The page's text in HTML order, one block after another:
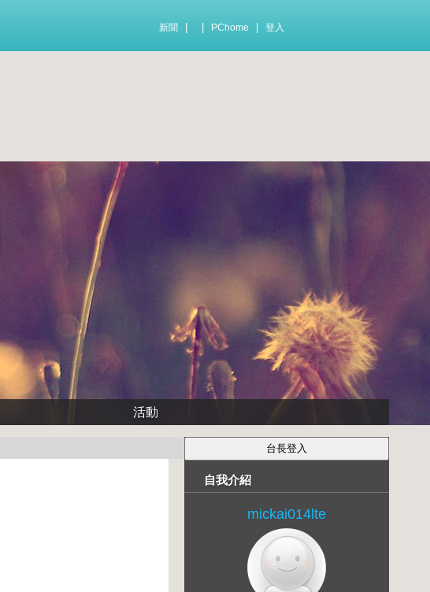
新聞 PChome 登入
活動
自我介紹
mickai014lte